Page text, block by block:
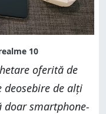
oferită de
deosebire de alți
doar smartphone-